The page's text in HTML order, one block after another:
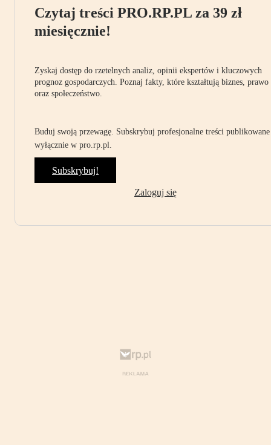
Czytaj treści PRO.RP.PL za 39 zł
miesięcznie!
Zyskaj dostęp do rzetelnych analiz, opinii ekspertów i kluczowych
prognoz gospodarczych. Poznaj fakty, które kształtują biznes, prawo
oraz społeczeństwo.
Buduj swoją przewagę. Subskrybuj profesjonalne treści publikowane
wyłącznie w pro.rp.pl.
Subskrybuj!
Zaloguj się